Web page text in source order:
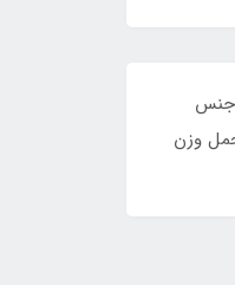
دارد و جنس
) میباشد و تحمل وزن